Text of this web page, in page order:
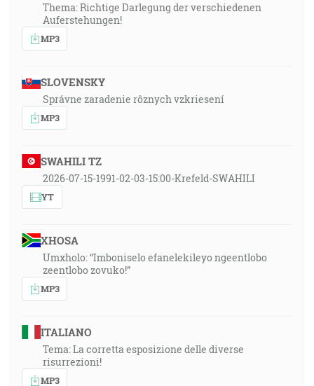
Thema: Richtige Darlegung der verschiedenen
Auferstehungen!
MP3
SLOVENSKY
Správne zaradenie rôznych vzkriesení
MP3
SWAHILI TZ
2026-07-15-1991-02-03-15:00-Krefeld-SWAHILI
YT
XHOSA
Umxholo: “Imboniselo efanelekileyo ngeentlobo
zeentlobo zovuko!”
MP3
ITALIANO
Tema: La corretta esposizione delle diverse
risurrezioni!
MP3